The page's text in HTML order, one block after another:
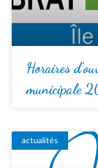
Horaires
municipale
actualités